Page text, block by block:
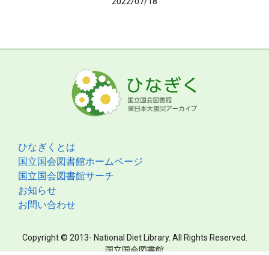
ひなぎくとは
国立国会図書館ホームページ
国立国会図書館サーチ
お知らせ
お問い合わせ
Copyright © 2013- National Diet Library. All Rights Reserved.